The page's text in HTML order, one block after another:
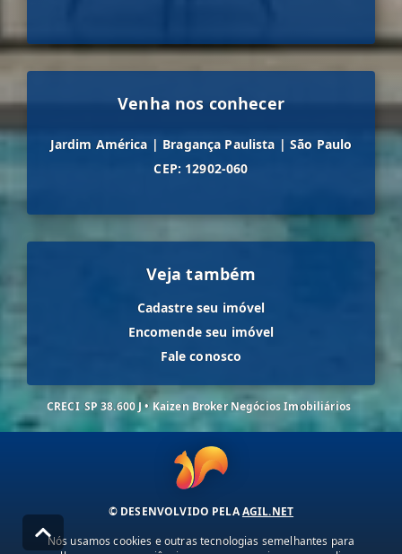
Venha nos conhecer
Jardim América | Bragança Paulista | São Paulo
CEP: 12902-060
Veja também
Cadastre seu imóvel
Encomende seu imóvel
Fale conosco
CRECI SP 38.600 J • Kaizen Broker Negócios Imobiliários
© DESENVOLVIDO PELAAGIL.NET
Nós usamos cookies e outras tecnologias semelhantes para